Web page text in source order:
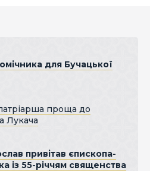
для Бучацької
проща до
Лукача
привітав єпископа-
із 55-річчям священства